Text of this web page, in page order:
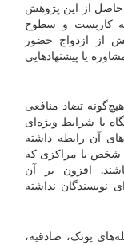
حاصل از این پژوهش
کاربست و سطوح
از ازدواج حضور
یا پیشنهاد‌هایی
تضاد منافعی
یا شرایط ویژه‌ای
آن رابطه داشته
با شخص یا مراکزی که
افزون بر آن
نویسندگان نداشته
پونک، صادقیه،